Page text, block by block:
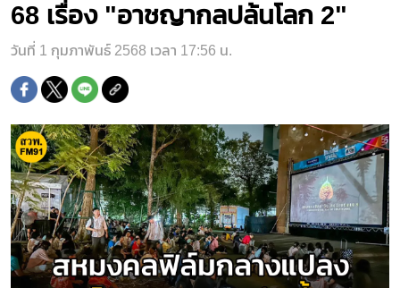
68 เรื่อง "อาชญากลปล้นโลก 2"
วันที่ 1 กุมภาพันธ์ 2568 เวลา 17:56 น.